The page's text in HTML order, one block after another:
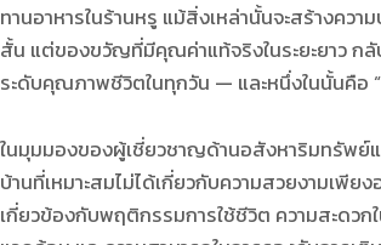
ทานอาหารในร้านหรู แม้สิ่งเหล่านั้นจะสร้างความ
สั้น แต่ของขวัญที่มีคุณค่าแท้จริงในระยะยาว ก
ระดับคุณภาพชีวิตในทุกวัน — และหนึ่งในนั้นคือ
ในมุมมองของผู้เชี่ยวชาญด้านอสังหาริมทรัพย์แ
บ้านที่เหมาะสมไม่ได้เกี่ยวกับความสวยงามเพีย
เกี่ยวข้องกับพฤติกรรมการใช้ชีวิต ความสะดวก